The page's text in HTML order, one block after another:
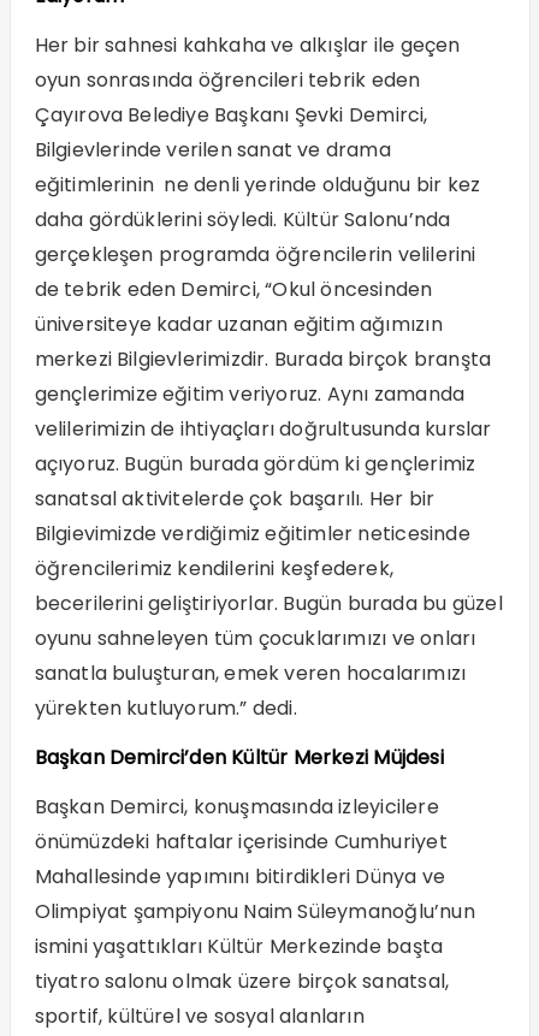
Her bir sahnesi kahkaha ve alkışlar ile geçen
oyun sonrasında öğrencileri tebrik eden
Çayırova Belediye Başkanı Şevki Demirci,
Bilgievlerinde verilen sanat ve drama
eğitimlerinin ne denli yerinde olduğunu bir kez
daha gördüklerini söyledi. Kültür Salonu’nda
gerçekleşen programda öğrencilerin velilerini
de tebrik eden Demirci, “Okul öncesinden
üniversiteye kadar uzanan eğitim ağımızın
merkezi Bilgievlerimizdir. Burada birçok branşta
gençlerimize eğitim veriyoruz. Aynı zamanda
velilerimizin de ihtiyaçları doğrultusunda kurslar
açıyoruz. Bugün burada gördüm ki gençlerimiz
sanatsal aktivitelerde çok başarılı. Her bir
Bilgievimizde verdiğimiz eğitimler neticesinde
öğrencilerimiz kendilerini keşfederek,
becerilerini geliştiriyorlar. Bugün burada bu güzel
oyunu sahneleyen tüm çocuklarımızı ve onları
sanatla buluşturan, emek veren hocalarımızı
yürekten kutluyorum.” dedi.
Başkan Demirci’den Kültür Merkezi Müjdesi
Başkan Demirci, konuşmasında izleyicilere
önümüzdeki haftalar içerisinde Cumhuriyet
Mahallesinde yapımını bitirdikleri Dünya ve
Olimpiyat şampiyonu Naim Süleymanoğlu’nun
ismini yaşattıkları Kültür Merkezinde başta
tiyatro salonu olmak üzere birçok sanatsal,
sportif, kültürel ve sosyal alanların